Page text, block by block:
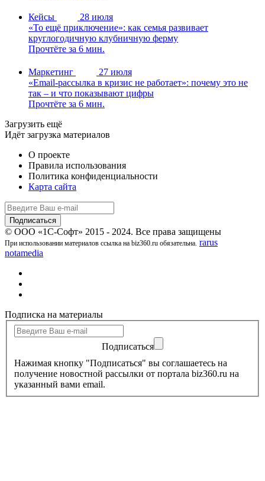
Кейсы
28 июля
«То ещё приключение»: как семья развивает
круглогодичную клубничную ферму
Прочтёте за 6 мин.
Маркетинг
27 июля
«Email-рассылка в кризис не работает»: почему это не
так – и что показывают цифры
Прочтёте за 6 мин.
Загрузить ещё
Идёт загрузка материалов
О проекте
Правила использования
Политика конфиденциальности
Карта сайта
© ООО «1С-Софт» 2015 - 2024. Все права защищены
При использовании материалов ссылка на biz360.ru обязательна. rarus
notamedia
Подписка на материалы
Подписаться
Нажимая кнопку "Подписаться" вы соглашаетесь на
получение новостной рассылки от портала biz360.ru на
указанный вами email.